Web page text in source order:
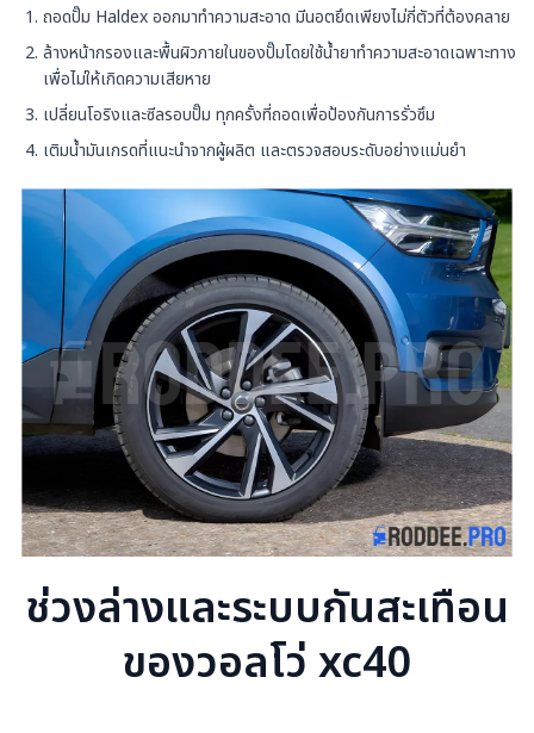
ถอดปั๊ม Haldex ออกมาทำความสะอาด มีนอตยึดเพียงไม่กี่ตัวที่ต้องคลาย
ล้างหน้ากรองและพื้นผิวภายในของปั๊มโดยใช้น้ำยาทำความสะอาดเฉพาะทาง
เพื่อไม่ให้เกิดความเสียหาย
เปลี่ยนโอริงและซีลรอบปั๊ม ทุกครั้งที่ถอดเพื่อป้องกันการรั่วซึม
เติมน้ำมันเกรดที่แนะนำจากผู้ผลิต และตรวจสอบระดับอย่างแม่นยำ
ช่วงล่างและระบบกันสะเทือน
ของวอลโว่ xc40